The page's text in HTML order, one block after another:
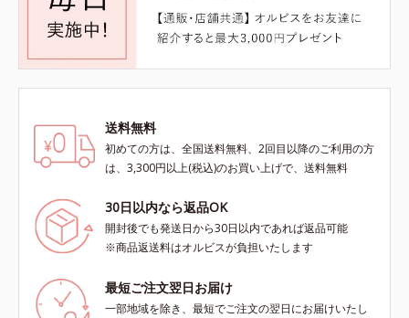
送料無料
初めての方は、全国送料無料、2回目以降のご利用の方
は、3,300円以上(税込)のお買い上げで、送料無料
30日以内なら返品OK
開封後でも発送日から30日以内であれば返品可能
※商品返送料はオルビスが負担いたします
最短ご注文翌日お届け
一部地域を除き、最短でご注文の翌日にお届けいたし